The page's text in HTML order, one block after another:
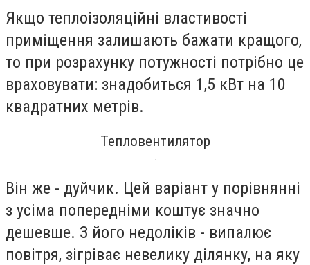
Якщо теплоізоляційні властивості
приміщення залишають бажати кращого,
то при розрахунку потужності потрібно це
враховувати: знадобиться 1,5 кВт на 10
квадратних метрів.
Тепловентилятор
Він же - дуйчик. Цей варіант у порівнянні
з усіма попередніми коштує значно
дешевше. З його недоліків - випалює
повітря, зігріває невелику ділянку, на яку